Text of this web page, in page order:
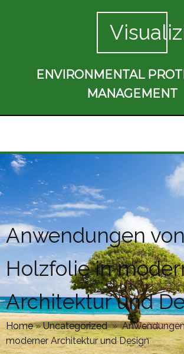
ENVIRONMENTAL
MANAGEMENT
Anwendungen von
Holzfolie in
Architektur und
Home»Uncategorized »
moderner Architektur und Design